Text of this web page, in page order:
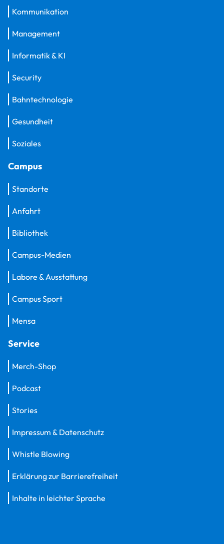
Kommunikation
Management
Informatik & KI
Security
Bahntechnologie
Gesundheit
Soziales
Campus
Standorte
Anfahrt
Bibliothek
Campus-Medien
Labore & Ausstattung
Campus Sport
Mensa
Service
Merch-Shop
Podcast
Stories
Impressum & Datenschutz
Whistle Blowing
Erklärung zur Barrierefreiheit
Inhalte in leichter Sprache